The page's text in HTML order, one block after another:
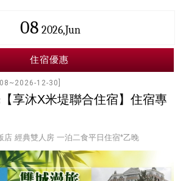
08 2026,Jun
住宿優惠
12-30]
享沐X米堤聯合住宿】住宿專
店 經典雙人房 一泊二食平日住宿*乙晚